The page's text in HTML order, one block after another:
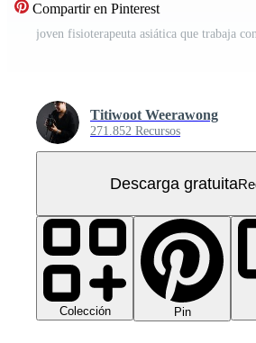
Compartir en Pinterest
Titiwoot Weerawong
271.852 Recursos
Descarga gratuita
Colección Pin